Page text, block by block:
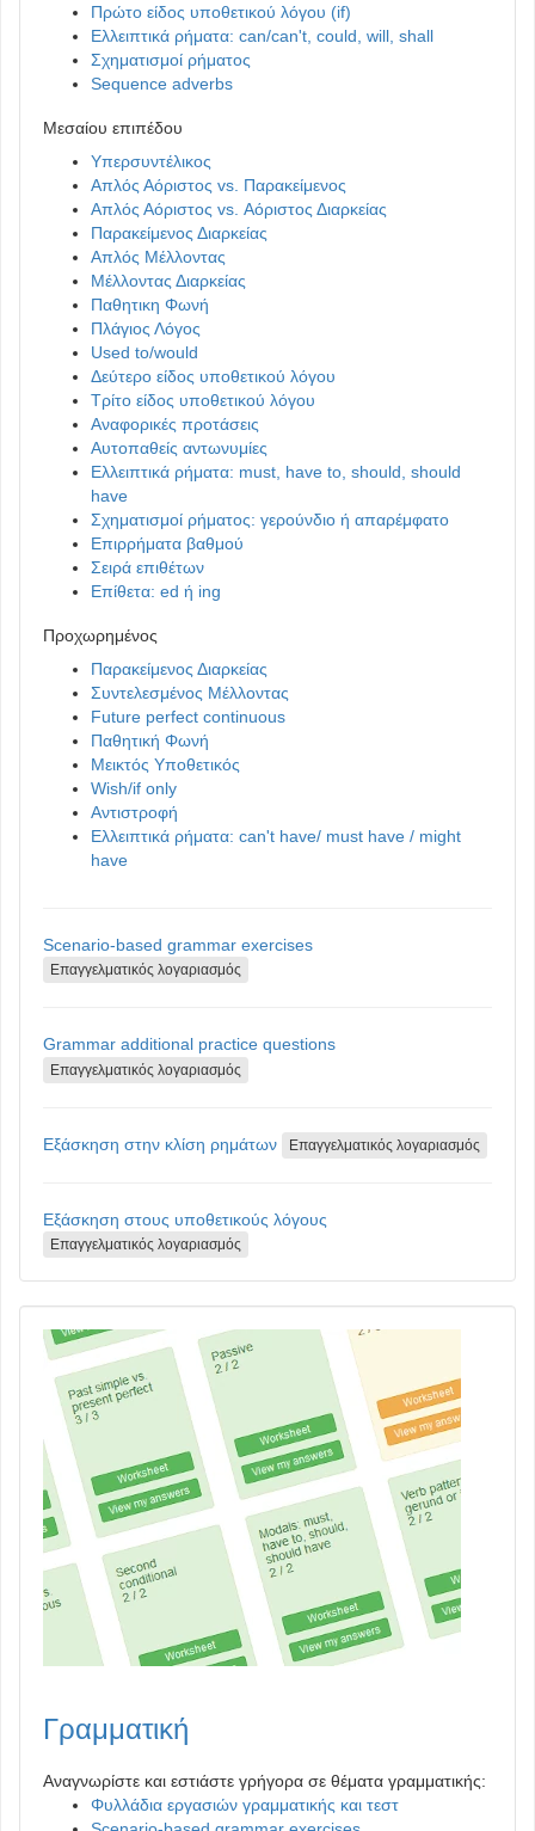
Πρώτο είδος υποθετικού λόγου (if)
Ελλειπτικά ρήματα: can/can't, could, will, shall
Σχηματισμοί ρήματος
Sequence adverbs
Μεσαίου επιπέδου
Υπερσυντέλικος
Απλός Αόριστος vs. Παρακείμενος
Απλός Αόριστος vs. Αόριστος Διαρκείας
Παρακείμενος Διαρκείας
Απλός Μέλλοντας
Μέλλοντας Διαρκείας
Παθητικη Φωνή
Πλάγιος Λόγος
Used to/would
Δεύτερο είδος υποθετικού λόγου
Τρίτο είδος υποθετικού λόγου
Αναφορικές προτάσεις
Αυτοπαθείς αντωνυμίες
Ελλειπτικά ρήματα: must, have to, should, should
have
Σχηματισμοί ρήματος: γερούνδιο ή απαρέμφατο
Επιρρήματα βαθμού
Σειρά επιθέτων
Επίθετα: ed ή ing
Προχωρημένος
Παρακείμενος Διαρκείας
Συντελεσμένος Μέλλοντας
Future perfect continuous
Παθητική Φωνή
Μεικτός Υποθετικός
Wish/if only
Αντιστροφή
Ελλειπτικά ρήματα: can't have/ must have / might
have
Scenario-based grammar exercises
Επαγγελματικός λογαριασμός
Grammar additional practice questions
Επαγγελματικός λογαριασμός
Εξάσκηση στην κλίση ρημάτων Επαγγελματικός λογαριασμός
Εξάσκηση στους υποθετικούς λόγους
Επαγγελματικός λογαριασμός
Γραμματική
Αναγνωρίστε και εστιάστε γρήγορα σε θέματα γραμματικής:
Φυλλάδια εργασιών γραμματικής και τεστ